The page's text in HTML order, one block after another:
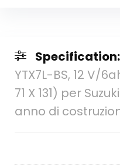
Specification:
YTX7L-BS, 12 V/
71 X 131) per
anno di